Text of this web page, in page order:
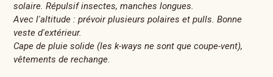
solaire. Répulsif insectes, manches longues.
Avec l'altitude : prévoir plusieurs polaires et pulls. Bonne
veste d'extérieur.
Cape de pluie solide (les k-ways ne sont que coupe-vent),
vêtements de rechange.